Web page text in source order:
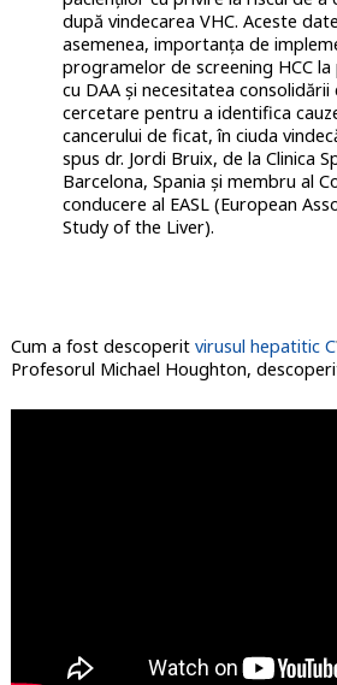
după vindecarea VHC. Aceste
asemenea, importanța de
programelor de screening HCC
cu DAA și necesitatea
cercetare pentru a identifica
cancerului de ficat, în ciuda
spus dr. Jordi Bruix, de la Clinica
Barcelona, ​​Spania și membru al
conducere al EASL (European
Study of the Liver).
Cum a fost descoperit virusul hepatitic C
Profesorul Michael Houghton,